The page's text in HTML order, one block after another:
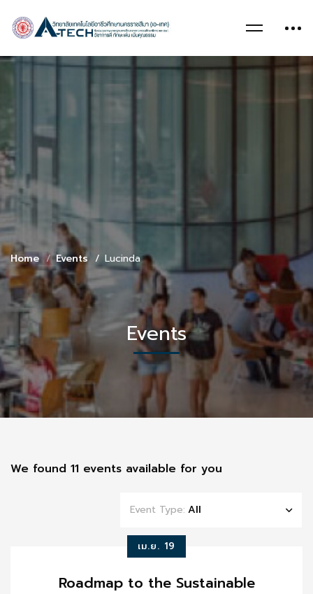
Home Events Lucinda
Events
We found 11 events available for you
Event Type: All
เม.ย. 19
Roadmap to the Sustainable